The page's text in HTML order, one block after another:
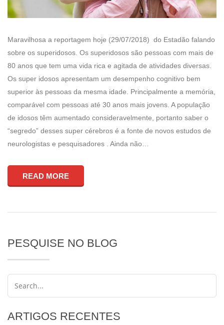
Maravilhosa a reportagem hoje (29/07/2018) do Estadão falando
sobre os superidosos. Os superidosos são pessoas com mais de
80 anos que tem uma vida rica e agitada de atividades diversas.
Os super idosos apresentam um desempenho cognitivo bem
superior às pessoas da mesma idade. Principalmente a memória,
comparável com pessoas até 30 anos mais jovens. A população
de idosos têm aumentado consideravelmente, portanto saber o
“segredo” desses super cérebros é a fonte de novos estudos de
neurologistas e pesquisadores . Ainda não…
READ MORE
PESQUISE NO BLOG
ARTIGOS RECENTES